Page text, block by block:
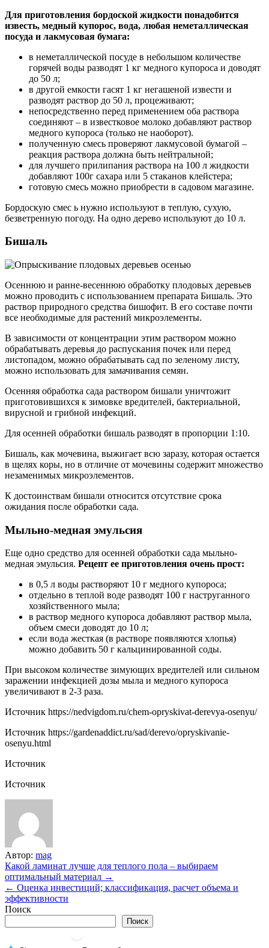
Для приготовления бордоской жидкости понадобится
известь, медный купорос, вода, любая неметаллическая
посуда и лакмусовая бумага:
в неметаллической посуде в небольшом количестве
горячей воды разводят 1 кг медного купороса и доводят
до 50 л;
в другой емкости гасят 1 кг негашеной извести и
разводят раствор до 50 л, процеживают;
непосредственно перед применением оба раствора
соединяют – в известковое молоко добавляют раствор
медного купороса (только не наоборот).
полученную смесь проверяют лакмусовой бумагой –
реакция раствора должна быть нейтральной;
для лучшего прилипания раствора на 100 л жидкости
добавляют 100г сахара или 5 стаканов клейстера;
готовую смесь можно приобрести в садовом магазине.
Бордоскую смес ь нужно используют в теплую, сухую,
безветренную погоду. На одно дерево используют до 10 л.
Бишаль
Осеннюю и ранне-весеннюю обработку плодовых деревьев
можно проводить с использованием препарата Бишаль. Это
раствор природного средства бишофит. В его составе почти
все необходимые для растений микроэлементы.
В зависимости от концентрации этим раствором можно
обрабатывать деревья до распускания почек или перед
листопадом, можно обрабатывать сад по зеленому листу,
можно использовать для замачивания семян.
Осенняя обработка сада раствором бишали уничтожит
приготовившихся к зимовке вредителей, бактериальной,
вирусной и грибной инфекций.
Для осенней обработки бишаль разводят в пропорции 1:10.
Бишаль, как мочевина, выжигает всю заразу, которая остается
в щелях коры, но в отличие от мочевины содержит множество
незаменимых микроэлементов.
К достоинствам бишали относится отсутствие срока
ожидания после обработки сада.
Мыльно-медная эмульсия
Еще одно средство для осенней обработки сада мыльно-
медная эмульсия. Рецепт ее приготовления очень прост:
в 0,5 л воды растворяют 10 г медного купороса;
отдельно в теплой воде разводят 100 г наструганного
хозяйственного мыла;
в раствор медного купороса добавляют раствор мыла,
объем смеси доводят до 10 л;
если вода жесткая (в растворе появляются хлопья)
можно добавить 50 г кальцинированной соды.
При высоком количестве зимующих вредителей или сильном
заражении инфекцией дозы мыла и медного купороса
увеличивают в 2-3 раза.
Источник https://nedvigdom.ru/chem-opryskivat-derevya-osenyu/
Источник https://gardenaddict.ru/sad/derevo/opryskivanie-
osenyu.html
Источник
Источник
Автор: mag
Навигация
по
записям
Какой ламинат лучше для теплого пола – выбираем
оптимальный материал →
← Оценка инвестиций; классификация, расчет объема и
эффективности
Поиск
Поиск